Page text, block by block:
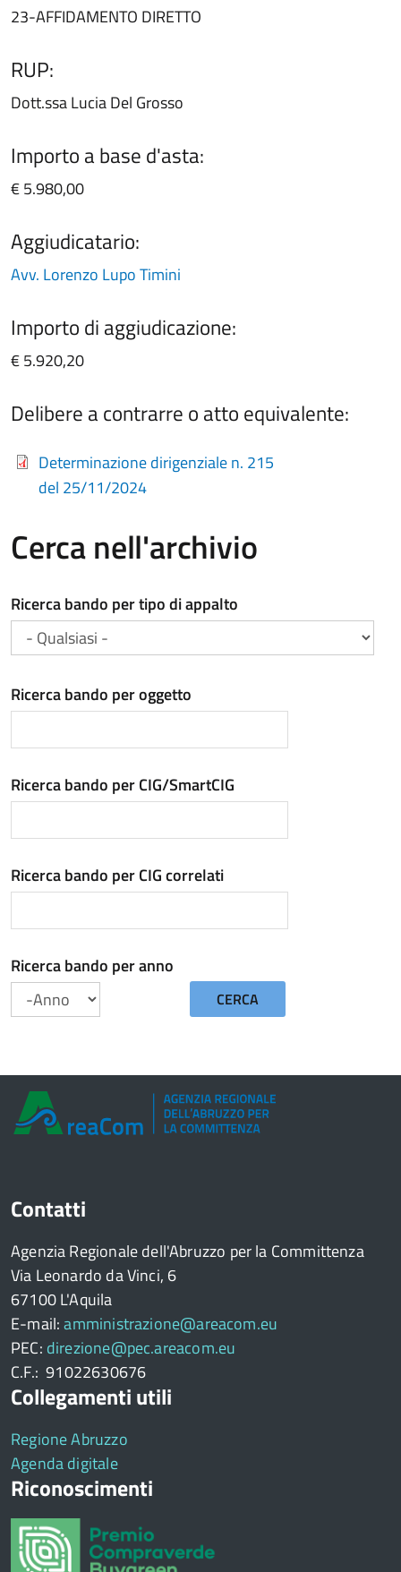
23-AFFIDAMENTO DIRETTO
RUP:
Dott.ssa Lucia Del Grosso
Importo a base d'asta:
€ 5.980,00
Aggiudicatario:
Avv. Lorenzo Lupo Timini
Importo di aggiudicazione:
€ 5.920,20
Delibere a contrarre o atto equivalente:
Determinazione dirigenziale n. 215
del 25/11/2024
Cerca nell'archivio
Ricerca bando per tipo di appalto
Ricerca bando per oggetto
Ricerca bando per CIG/SmartCIG
Ricerca bando per CIG correlati
Ricerca bando per anno
CERCA
Contatti
Agenzia Regionale dell'Abruzzo per la Committenza
Via Leonardo da Vinci, 6
67100 L'Aquila
E-mail:amministrazione@areacom.eu
PEC: direzione@pec.areacom.eu
C.F.: 91022630676
Collegamenti utili
Regione Abruzzo
Agenda digitale
Riconoscimenti